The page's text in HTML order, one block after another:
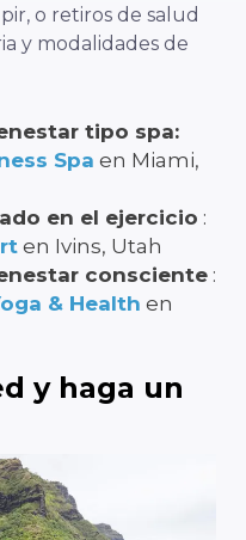
o retiros de salud
y modalidades de
tipo spa:
Spa en Miami,
en el ejercicio :
en Ivins, Utah
consciente :
& Health en
y haga un